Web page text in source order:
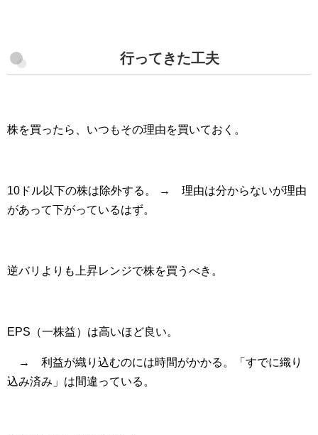
行ってきた工夫
株を買ったら、いつもその理由を買いておく。
10ドル以下の株は除外する。 → 理由は分からないが理由
があって下がっているはず。
逆バリよりも上昇レンジで株を買うべき。
EPS（一株益）は高いほど良い。
→ 利益が織り込むのには時間がかかる。「すでに織り
込み済み」は間違っている。